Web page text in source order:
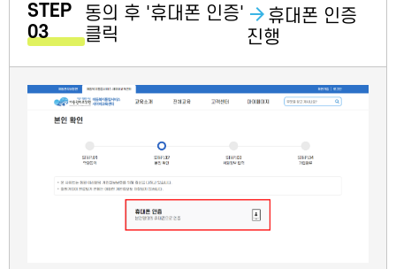
STEP
03
동의 후 '휴대폰 인증'
클릭
휴대폰 인증
진행